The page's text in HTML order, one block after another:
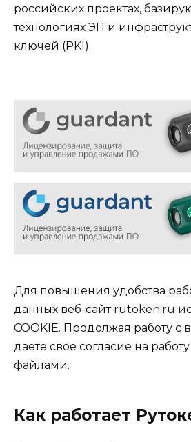
российских проектах,
технологиях ЭП и
ключей (PKI).
Для повышения удобства
данных веб-сайт rutoken.ru
COOKIE. Продолжая работу с
даете свое согласие на
файлами.
Как работает